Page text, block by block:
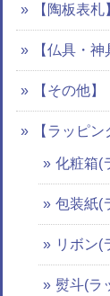
【陶板表札
【仏具・神
【その他】
【ラッピン
化粧箱(
包装紙(
リボン(
熨斗(ラ